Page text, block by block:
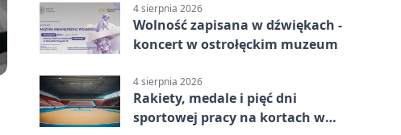
4 sierpnia 2026
Wolność zapisana w dźwiękach -
koncert w ostrołęckim muzeum
4 sierpnia 2026
Rakiety, medale i pięć dni
sportowej pracy na kortach w